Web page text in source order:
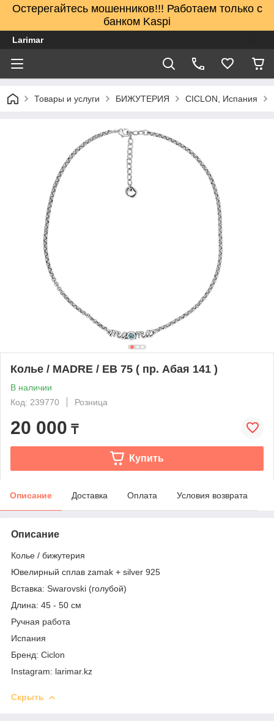
Остерегайтесь мошенников!!! Работаем только с
банком Kaspi
Larimar
Товары и услуги БИЖУТЕРИЯ CICLON, Испания
Колье / MADRE / EB 75 ( пр. Абая 141 )
В наличии
Код: 239770
Розница
20 000 ₸
Купить
Описание Доставка Оплата Условия возврата
Описание
Колье / бижутерия
Ювелирный сплав zamak + silver 925
Вставка: Swarovski (голубой)
Длина: 45 - 50 см
Ручная работа
Испания
Бренд: Ciclon
Instagram: larimar.kz
Скрыть